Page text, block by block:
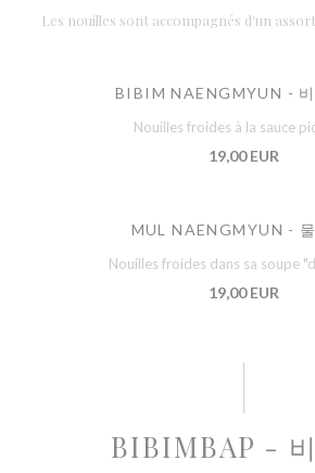
Les nouilles sont accompagnés d'un
BIBIM NAENGMYUN -
Nouilles froides à la sauce
19,00 EUR
MUL NAENGMYUN -
Nouilles froides dans sa soupe
19,00 EUR
BIBIMBAP -